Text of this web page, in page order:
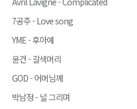
7공주 - Love song
YME - 후아예
윤건 - 갈색머리
GOD - 어머님께
박남정 - 널 그리며